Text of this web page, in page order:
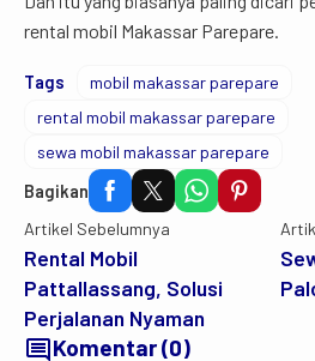
rental mobil Makassar Parepare.
Tags
mobil makassar parepare
rental mobil makassar parepare
sewa mobil makassar parepare
Bagikan
Artikel Sebelumnya
Rental Mobil
Pattallassang, Solusi
Perjalanan Nyaman
commentKomentar (0)